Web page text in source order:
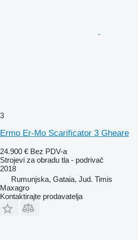
3
Ermo Er-Mo Scarificator 3 Gheare
24.900 € Bez PDV-a
Strojevi za obradu tla - podrivač
2018
Rumunjska, Gataia, Jud. Timis
Maxagro
Kontaktirajte prodavatelja